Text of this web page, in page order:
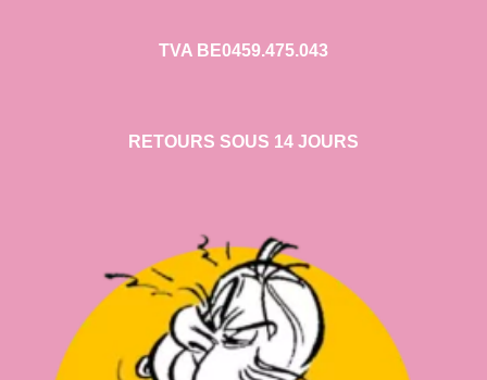
TVA BE0459.475.043
RETOURS SOUS 14 JOURS